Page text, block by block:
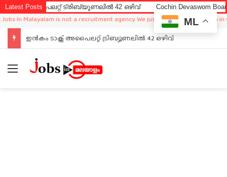
Latest Postsട്രിബ്യൂണലിൽ 42 ഒഴിവ് Cochin Devaswom Board LD
Malayalam is not a recruitment agency. We just sharing available job in
ഇൻകം ടാക്സ് അപൈലറ്റ് ട്രിബ്യൂണലിൽ 42 ഒഴിവ്
Menu
ML